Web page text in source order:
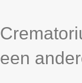
een